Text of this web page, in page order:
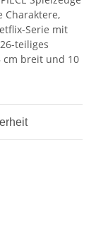
Charaktere,
Serie mit
teiliges
cm breit und 10